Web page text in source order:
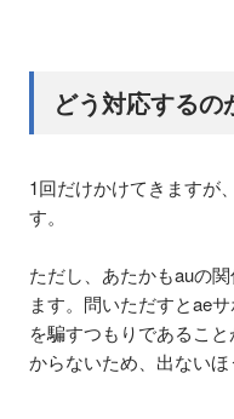
どう対応するの
1回だけかけてきますが
す。
ただし、あたかもauの
ます。問いただすとae
を騙すつもりであるこ
からないため、出ないほ